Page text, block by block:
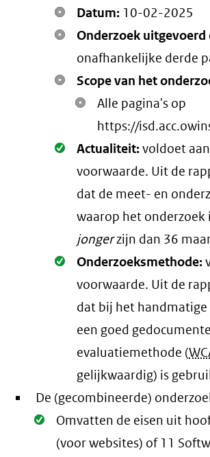
Datum: 10-02-2025
Onderzoek uitgevoerd
onafhankelijke derde
Scope van het
Alle pagina's op
https://
Oké.
Actualiteit:voldoet
voorwaarde. Uit de
dat de meet- en
waarop het onderzoek
jongerzijn dan 36
Oké.
Onderzoeksmethode:
voorwaarde. Uit de
dat bij het
een goed
evaluatiemethode (
gelijkwaardig) is
De (gecombineerde)
Oké.
Omvatten de eisen uit
(voor websites) of 11